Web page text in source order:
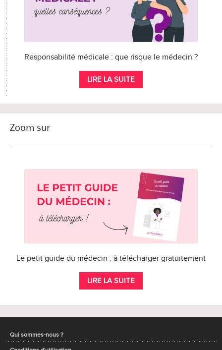
Responsabilité médicale : que risque le médecin ?
LIRE LA SUITE
Zoom sur
Le petit guide du médecin : à télécharger gratuitement
LIRE LA SUITE
Qui sommes-nous ?